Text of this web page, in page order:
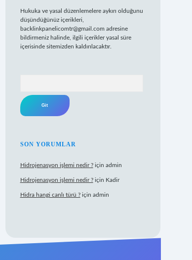
Hukuka ve yasal düzenlemelere aykırı olduğunu
düşündüğünüz içerikleri,
backlinkpanelicomtr@gmail.com adresine
bildirmeniz halinde, ilgili içerikler yasal süre
içerisinde sitemizden kaldırılacaktır.
SON YORUMLAR
Hidrojenasyon işlemi nedir ?için admin
Hidrojenasyon işlemi nedir ?için Kadir
Hidra hangi canlı türü ?için admin